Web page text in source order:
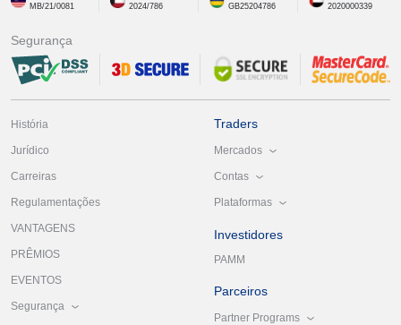
MB/21/0081
2024/786
GB25204786
2020000339
Segurança
História
Jurídico
Carreiras
Regulamentações
VANTAGENS
PRÊMIOS
EVENTOS
Segurança
Traders
Mercados
Contas
Plataformas
Investidores
PAMM
Parceiros
Partner Programs